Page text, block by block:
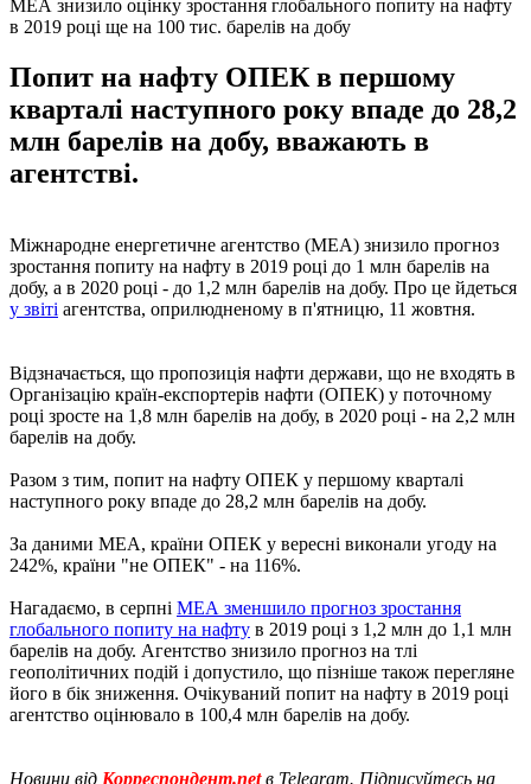
МЕА знизило оцінку зростання глобального попиту на нафту
в 2019 році ще на 100 тис. барелів на добу
Попит на нафту ОПЕК в першому
кварталі наступного року впаде до 28,2
млн барелів на добу, вважають в
агентстві.
Міжнародне енергетичне агентство (МЕА) знизило прогноз
зростання попиту на нафту в 2019 році до 1 млн барелів на
добу, а в 2020 році - до 1,2 млн барелів на добу. Про це йдеться
у звіті агентства, оприлюдненому в п'ятницю, 11 жовтня.
Відзначається, що пропозиція нафти держави, що не входять в
Організацію країн-експортерів нафти (ОПЕК) у поточному
році зросте на 1,8 млн барелів на добу, в 2020 році - на 2,2 млн
барелів на добу.
Разом з тим, попит на нафту ОПЕК у першому кварталі
наступного року впаде до 28,2 млн барелів на добу.
За даними МЕА, країни ОПЕК у вересні виконали угоду на
242%, країни "не ОПЕК" - на 116%.
Нагадаємо, в серпні МЕА зменшило прогноз зростання
глобального попиту на нафту в 2019 році з 1,2 млн до 1,1 млн
барелів на добу. Агентство знизило прогноз на тлі
геополітичних подій і допустило, що пізніше також перегляне
його в бік зниження. Очікуваний попит на нафту в 2019 році
агентство оцінювало в 100,4 млн барелів на добу.
Новини від Корреспондент.netв Telegram. Підписуйтесь на